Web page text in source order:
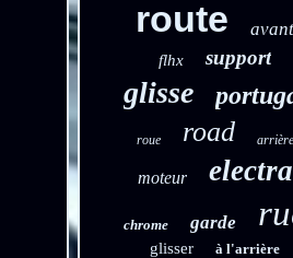
route avant
flhx support
glisse
roue road arrière
moteur electra
chrome garde
glisser à l'arrière